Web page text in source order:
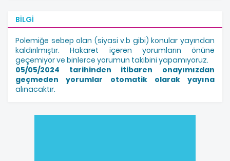
BILGI
Polemiğe sebep olan (siyasi v.b gibi) konular yayından
kaldırılmıştır. Hakaret içeren yorumların önüne
geçemiyor ve binlerce yorumun takibini yapamıyoruz.
05/05/2024 tarihinden itibaren onayımızdan
geçmeden yorumlar otomatik olarak yayına
alınacaktır.